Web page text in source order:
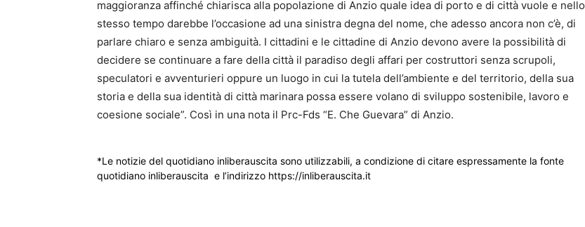
maggioranza affinché chiarisca alla popolazione di Anzio quale idea di porto e di città vuole e nello
stesso tempo darebbe l’occasione ad una sinistra degna del nome, che adesso ancora non c’è, di
parlare chiaro e senza ambiguità. I cittadini e le cittadine di Anzio devono avere la possibilità di
decidere se continuare a fare della città il paradiso degli affari per costruttori senza scrupoli,
speculatori e avventurieri oppure un luogo in cui la tutela dell’ambiente e del territorio, della sua
storia e della sua identità di città marinara possa essere volano di sviluppo sostenibile, lavoro e
coesione sociale”. Così in una nota il Prc-Fds “E. Che Guevara” di Anzio.
*Le notizie del quotidiano inliberauscita sono utilizzabili, a condizione di citare espressamente la fonte
quotidiano inliberauscita e l’indirizzo https://inliberauscita.it